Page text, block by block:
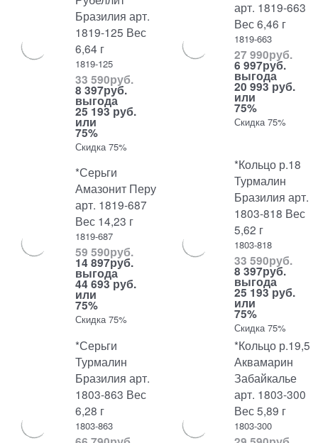
Бразилия арт.
1819-125 Вес
6,64 г
1819-125
33 590руб.
8 397руб.
выгода
25 193 руб.
или
75%
Скидка 75%
арт. 1819-663
Вес 6,46 г
1819-663
27 990руб.
6 997руб.
выгода
20 993 руб.
или
75%
Скидка 75%
*Серьги
Амазонит Перу
арт. 1819-687
Вес 14,23 г
1819-687
59 590руб.
14 897руб.
выгода
44 693 руб.
или
75%
Скидка 75%
*Кольцо р.18
Турмалин
Бразилия арт.
1803-818 Вес
5,62 г
1803-818
33 590руб.
8 397руб.
выгода
25 193 руб.
или
75%
Скидка 75%
*Серьги
Турмалин
Бразилия арт.
1803-863 Вес
6,28 г
1803-863
*Кольцо р.19,5
Аквамарин
Забайкалье
арт. 1803-300
Вес 5,89 г
1803-300